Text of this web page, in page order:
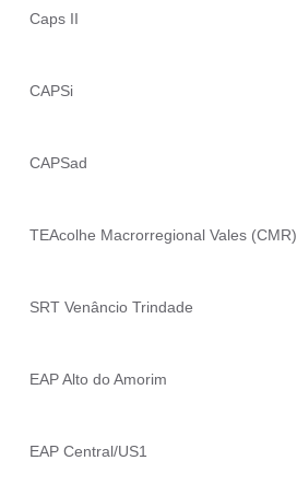
Caps II
CAPSi
CAPSad
TEAcolhe Macrorregional Vales (CMR)
SRT Venâncio Trindade
EAP Alto do Amorim
EAP Central/US1